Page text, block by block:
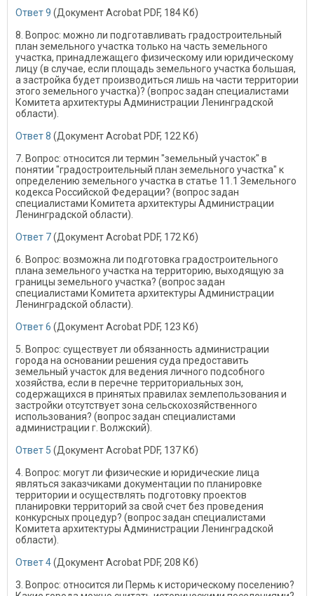
Ответ 9 (Документ Acrobat PDF, 184 Кб)
8. Вопрос: можно ли подготавливать градостроительный
план земельного участка только на часть земельного
участка, принадлежащего физическому или юридическому
лицу (в случае, если площадь земельного участка большая,
а застройка будет производиться лишь на части территории
этого земельного участка)? (вопрос задан специалистами
Комитета архитектуры Администрации Ленинградской
области).
Ответ 8 (Документ Acrobat PDF, 122 Кб)
7. Вопрос: относится ли термин "земельный участок" в
понятии "градостроительный план земельного участка" к
определению земельного участка в статье 11.1 Земельного
кодекса Российской Федерации? (вопрос задан
специалистами Комитета архитектуры Администрации
Ленинградской области).
Ответ 7(Документ Acrobat PDF, 172 Кб)
6. Вопрос: возможна ли подготовка градостроительного
плана земельного участка на территорию, выходящую за
границы земельного участка? (вопрос задан
специалистами Комитета архитектуры Администрации
Ленинградской области).
Ответ 6 (Документ Acrobat PDF, 123 Кб)
5. Вопрос: существует ли обязанность администрации
города на основании решения суда предоставить
земельный участок для ведения личного подсобного
хозяйства, если в перечне территориальных зон,
содержащихся в принятых правилах землепользования и
застройки отсутствует зона сельскохозяйственного
использования? (вопрос задан специалистами
администрации г. Волжский).
Ответ 5 (Документ Acrobat PDF, 137 Кб)
4. Вопрос: могут ли физические и юридические лица
являться заказчиками документации по планировке
территории и осуществлять подготовку проектов
планировки территорий за свой счет без проведения
конкурсных процедур? (вопрос задан специалистами
Комитета архитектуры Администрации Ленинградской
области).
Ответ 4(Документ Acrobat PDF, 208 Кб)
3. Вопрос: относится ли Пермь к историческому поселению?